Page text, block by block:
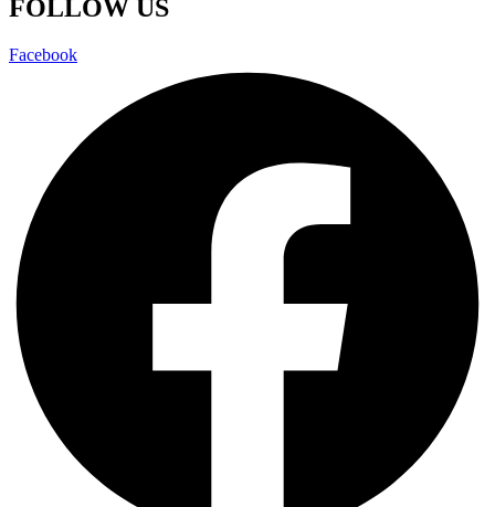
FOLLOW US
Facebook